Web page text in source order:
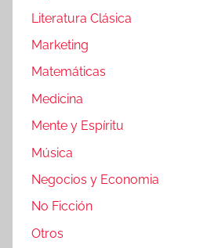
Literatura Clásica
Marketing
Matemáticas
Medicina
Mente y Espíritu
Música
Negocios y Economia
No Ficción
Otros